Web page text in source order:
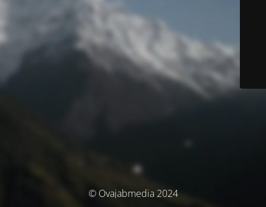
© Ovajabmedia 2024